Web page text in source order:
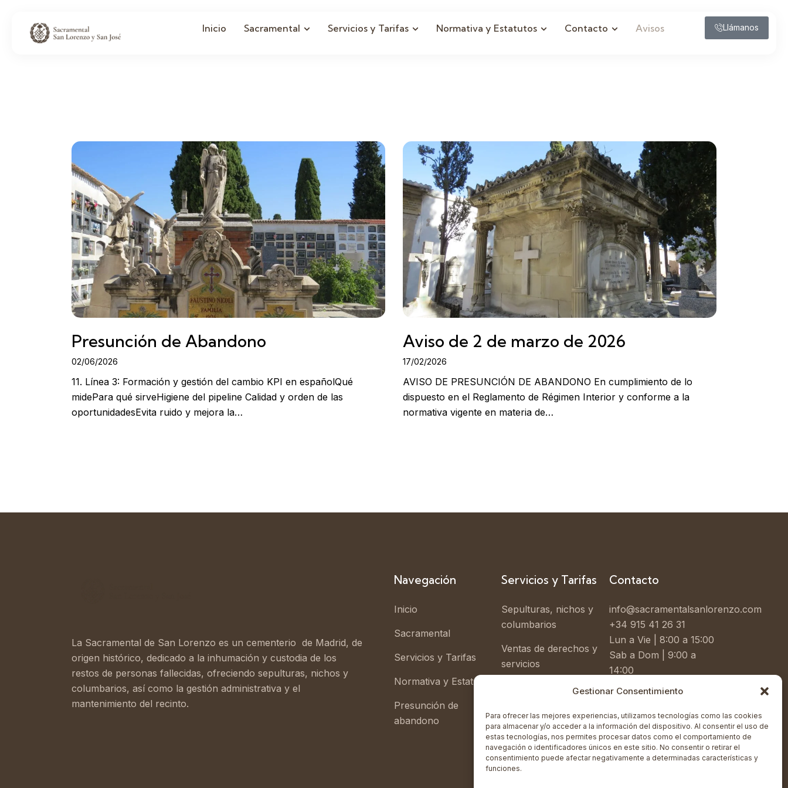
Gestionar Consentimiento
Para ofrecer las mejores experiencias, utilizamos tecnologías como las cookies
para almacenar y/o acceder a la información del dispositivo. Al consentir el uso de
estas tecnologías, nos permites procesar datos como el comportamiento de
navegación o identificadores únicos en este sitio. No consentir o retirar el
consentimiento puede afectar negativamente a determinadas características y
funciones.
Inicio Sacramental Servicios y Tarifas Normativa y Estatutos Contacto Avisos Llámanos
Presunción de Abandono
02/06/2026
11. Línea 3: Formación y gestión del cambio KPI en españolQué
midePara qué sirveHigiene del pipeline Calidad y orden de las
oportunidadesEvita ruido y mejora la…
Aviso de 2 de marzo de 2026
17/02/2026
AVISO DE PRESUNCIÓN DE ABANDONO En cumplimiento de lo
dispuesto en el Reglamento de Régimen Interior y conforme a la
normativa vigente en materia de…
La Sacramental de San Lorenzo es un cementerio de Madrid, de
origen histórico, dedicado a la inhumación y custodia de los
restos de personas fallecidas, ofreciendo sepulturas, nichos y
columbarios, así como la gestión administrativa y el
mantenimiento del recinto.
Navegación
Inicio
Sacramental
Servicios y Tarifas
Normativa y Estatutos
Presunción de
abandono
Servicios y Tarifas
Sepulturas, nichos y
columbarios
Ventas de derechos y
servicios
Contacto
info@sacramentalsanlorenzo.com
+34 915 41 26 31
Lun a Vie | 8:00 a 15:00
Sab a Dom | 9:00 a
14:00
C. de la Verdad, s/n,
Carabanchel, 28019
Madrid